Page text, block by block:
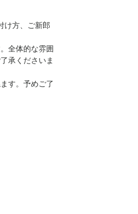
け方、ご新郎
全体的な雰囲
承くださいま
す。予めご了